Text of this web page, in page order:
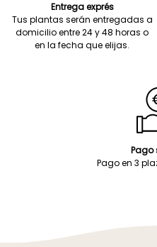
Entrega exprés
Tus plantas serán entregadas a
domicilio entre 24 y 48 horas o
en la fecha que elijas.
Pago
Pago en 3